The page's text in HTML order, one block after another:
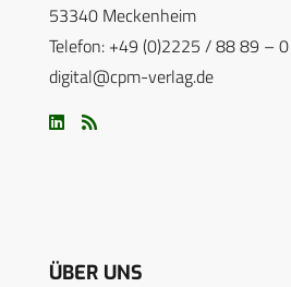
53340 Meckenheim
Telefon: +49 (0)2225 / 88 89 – 0
digital@cpm-verlag.de
ÜBER UNS